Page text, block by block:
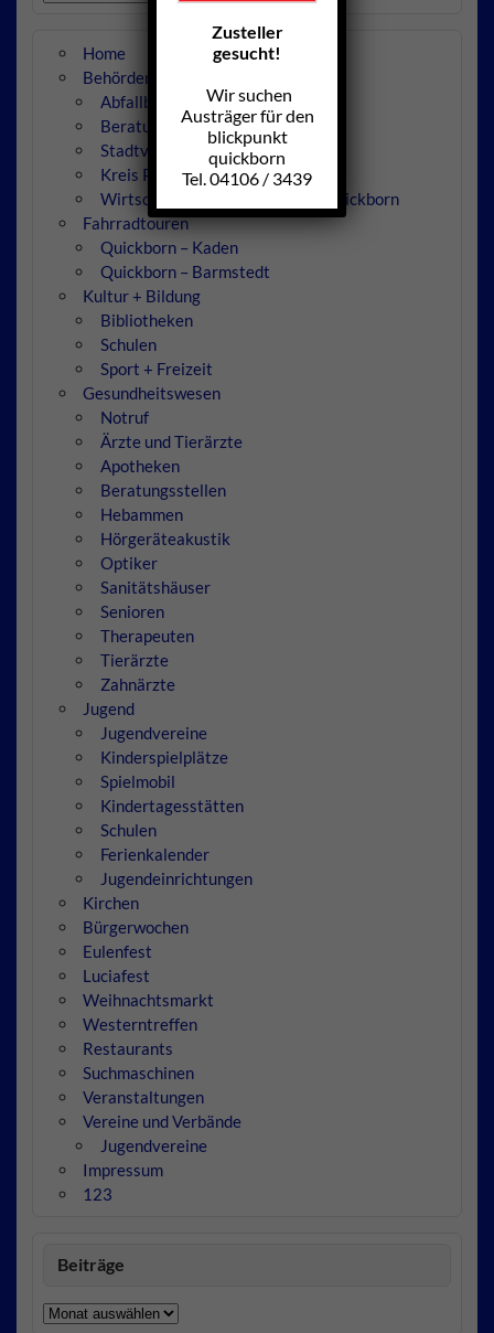
Home
Behörden
Abfallbeseitigung
Beratungsstellen
Stadtverwaltung
Kreis Pinneberg
Wirtschaftsbetriebe der Stadt Quickborn
Fahrradtouren
Quickborn – Kaden
Quickborn – Barmstedt
Kultur + Bildung
Bibliotheken
Schulen
Sport + Freizeit
Gesundheitswesen
Notruf
Ärzte und Tierärzte
Apotheken
Beratungsstellen
Hebammen
Hörgeräteakustik
Optiker
Sanitätshäuser
Senioren
Therapeuten
Tierärzte
Zahnärzte
Jugend
Jugendvereine
Kinderspielplätze
Spielmobil
Kindertagesstätten
Schulen
Ferienkalender
Jugendeinrichtungen
Kirchen
Bürgerwochen
Eulenfest
Luciafest
Weihnachtsmarkt
Westerntreffen
Restaurants
Suchmaschinen
Veranstaltungen
Vereine und Verbände
Jugendvereine
Impressum
123
Beiträge
Beiträge
Zusteller
gesucht!
Wir suchen
Austräger für den
blickpunkt
quickborn
Tel. 04106 / 3439